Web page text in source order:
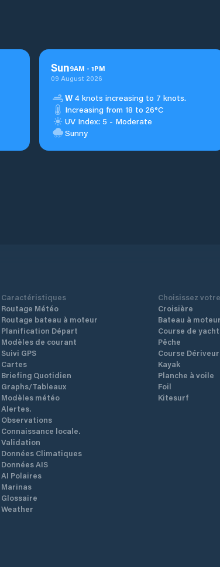
Sun9AM - 1PM
09 August 2026
W 4 knots increasing to 7 knots.
Increasing from 18 to 26°C
UV Index: 5 - Moderate
Sunny
Caractéristiques
Routage Météo
Routage bateau à moteur
Planification Départ
Modèles de courant
Suivi GPS
Cartes
Briefing Quotidien
Graphs/Tableaux
Modèles météo
Alertes.
Observations
Connaissance locale.
Validation
Données Climatiques
Données AIS
AI Polaires
Marinas
Glossaire
Weather
Choisissez
Croisière
Bateau à moteur
Course de
Pêche
Course Dériveur
Kayak
Planche à voile
Foil
Kitesurf